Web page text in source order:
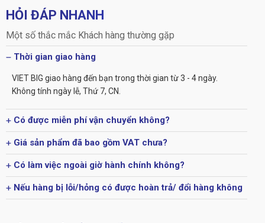
HỎI ĐÁP NHANH
Một số thắc mắc Khách hàng thường gặp
Thời gian giao hàng
VIET BIG giao hàng đến bạn trong thời gian từ 3 - 4 ngày.
Không tính ngày lễ, Thứ 7, CN.
Có được miễn phí vận chuyển không?
Giá sản phẩm đã bao gồm VAT chưa?
Có làm việc ngoài giờ hành chính không?
Nếu hàng bị lỗi/hỏng có được hoàn trả/ đổi hàng không